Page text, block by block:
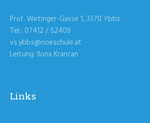
Prof. Wirtinger-Gasse 1, 3370 Ybbs
Tel.: 07412 / 52409
vs.ybbs@noeschule.at
Leitung: Ilona Krancan
Links